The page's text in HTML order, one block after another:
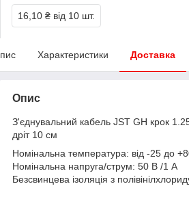
16,10 ₴ від 10 шт.
Характеристики Доставка
Опис
З'єднувальний кабель JST GH крок
дріт 10 см
Номінальна температура: від -25 до
Номінальна напруга/струм: 50 В /1 А
Безсвинцева ізоляція з